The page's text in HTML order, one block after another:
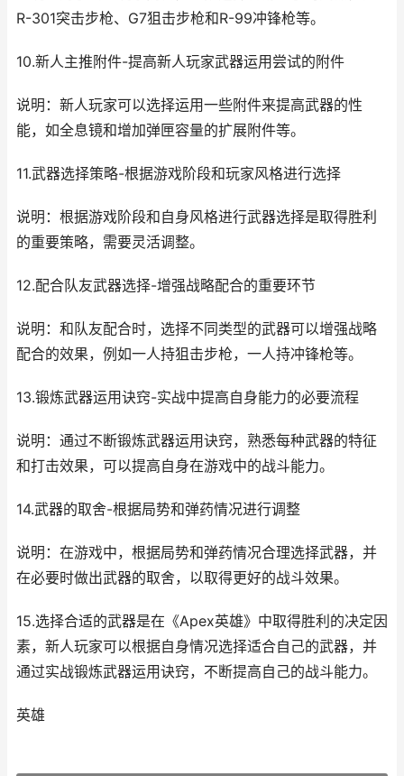
R-301突击步枪、G7狙击步枪和R-99冲锋枪等。
10.新人主推附件-提高新人玩家武器运用尝试的附件
说明：新人玩家可以选择运用一些附件来提高武器的性
能，如全息镜和增加弹匣容量的扩展附件等。
11.武器选择策略-根据游戏阶段和玩家风格进行选择
说明：根据游戏阶段和自身风格进行武器选择是取得胜利
的重要策略，需要灵活调整。
12.配合队友武器选择-增强战略配合的重要环节
说明：和队友配合时，选择不同类型的武器可以增强战略
配合的效果，例如一人持狙击步枪，一人持冲锋枪等。
13.锻炼武器运用诀窍-实战中提高自身能力的必要流程
说明：通过不断锻炼武器运用诀窍，熟悉每种武器的特征
和打击效果，可以提高自身在游戏中的战斗能力。
14.武器的取舍-根据局势和弹药情况进行调整
说明：在游戏中，根据局势和弹药情况合理选择武器，并
在必要时做出武器的取舍，以取得更好的战斗效果。
15.选择合适的武器是在《Apex英雄》中取得胜利的决定因
素，新人玩家可以根据自身情况选择适合自己的武器，并
通过实战锻炼武器运用诀窍，不断提高自己的战斗能力。
英雄